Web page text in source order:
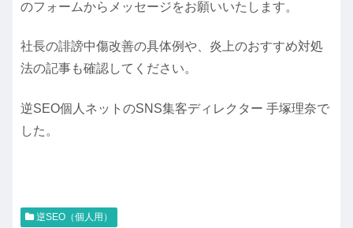
のフォームからメッセージをお願いいたします。
社長の誹謗中傷改善の具体例や、炎上のおすすめ対処
法の記事も確認してください。
逆SEO個人ネットのSNS集客ディレクター 手塚理奈で
した。
逆SEO（個人用）